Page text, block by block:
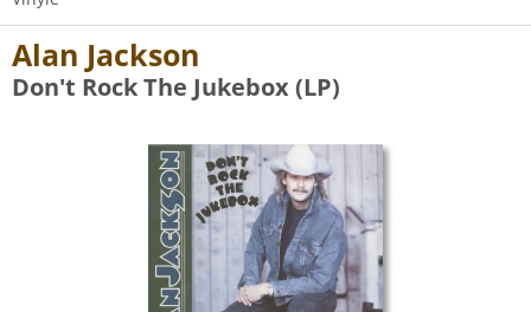
Alan Jackson
Don't Rock The Jukebox (LP)